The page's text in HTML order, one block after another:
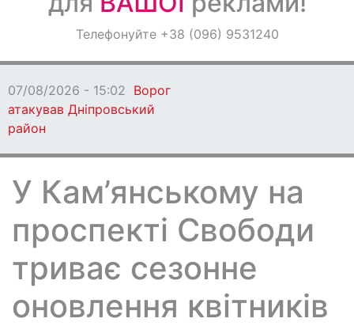
ОголошенняТелефонуйте +38 (096) 9531240
У Кам’янському на
проспекті Свободи
триває сезонне
оновлення квітників